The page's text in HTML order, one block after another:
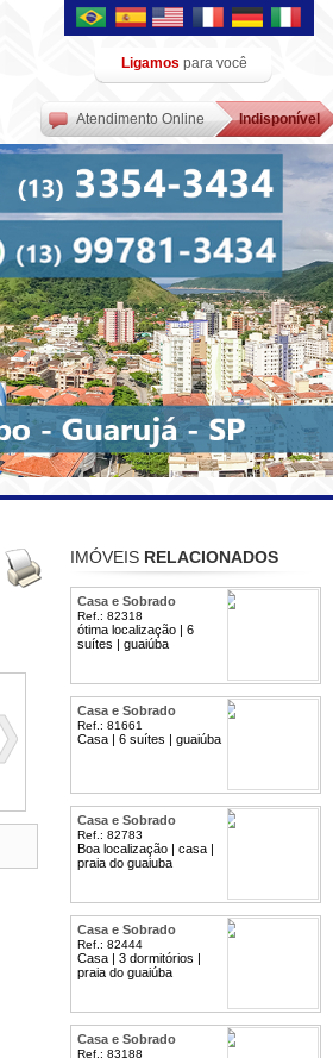
Ligamos para você
Atendimento Online Indisponível
IMÓVEIS RELACIONADOS
Casa e Sobrado
Ref.: 82318
ótima localização | 6
suítes | guaiúba
Casa e Sobrado
Ref.: 81661
Casa | 6 suítes | guaiúba
Casa e Sobrado
Ref.: 82783
Boa localização | casa |
praia do guaiuba
Casa e Sobrado
Ref.: 82444
Casa | 3 dormitórios |
praia do guaiúba
Casa e Sobrado
Ref.: 83188